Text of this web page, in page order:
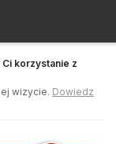
korzystanie z
wizycie. Dowiedz